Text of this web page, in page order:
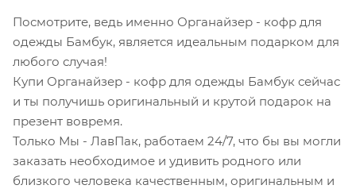
Посмотрите, ведь именно Органайзер - кофр для
одежды Бамбук, является идеальным подарком для
любого случая!
Купи Органайзер - кофр для одежды Бамбук сейчас
и ты получишь оригинальный и крутой подарок на
презент вовремя.
Только Мы - ЛавПак, работаем 24/7, что бы вы могли
заказать необходимое и удивить родного или
близкого человека качественным, оригинальным и